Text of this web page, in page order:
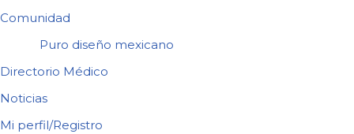
Comunidad
Puro diseño mexicano
Directorio Médico
Noticias
Mi perfil/Registro